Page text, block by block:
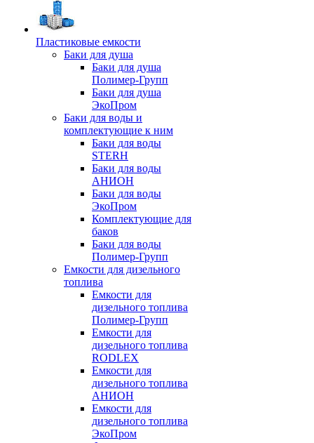
Пластиковые емкости
Баки для душа
Баки для душа
Полимер-Групп
Баки для душа
ЭкоПром
Баки для воды и
комплектующие к ним
Баки для воды
STERH
Баки для воды
АНИОН
Баки для воды
ЭкоПром
Комплектующие для
баков
Баки для воды
Полимер-Групп
Емкости для дизельного
топлива
Емкости для
дизельного топлива
Полимер-Групп
Емкости для
дизельного топлива
RODLEX
Емкости для
дизельного топлива
АНИОН
Емкости для
дизельного топлива
ЭкоПром